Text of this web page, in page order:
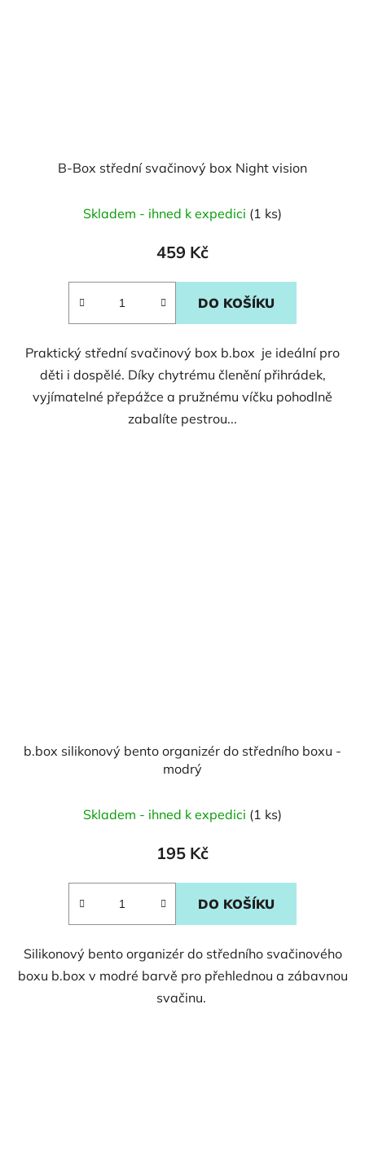
B-Box střední svačinový box Night vision
Skladem - ihned k expedici (1 ks)
459 Kč
DO KOŠÍKU
Praktický střední svačinový box b.box je ideální pro
děti i dospělé. Díky chytrému členění přihrádek,
vyjímatelné přepážce a pružnému víčku pohodlně
zabalíte pestrou...
b.box silikonový bento organizér do středního boxu -
modrý
Skladem - ihned k expedici (1 ks)
195 Kč
DO KOŠÍKU
Silikonový bento organizér do středního svačinového
boxu b.box v modré barvě pro přehlednou a zábavnou
svačinu.